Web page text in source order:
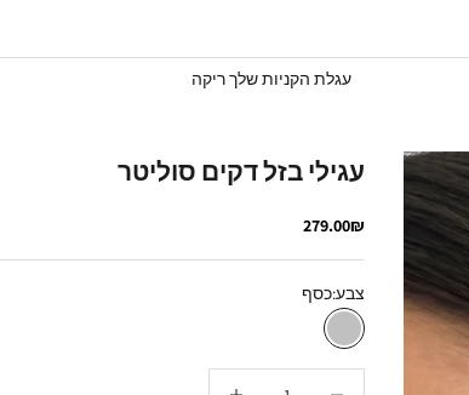
עגלת הקניות שלך ריקה
עגילי בזל דקים סוליטר
מחיר מבצע
279.00₪
צבע:כסף
כסף